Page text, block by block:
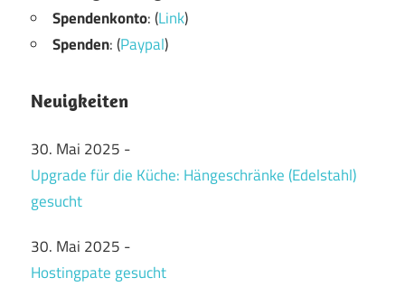
Spendenkonto: (Link)
Spenden: (Paypal)
Neuigkeiten
30. Mai 2025 -
Upgrade für die Küche: Hängeschränke (Edelstahl)
gesucht
30. Mai 2025 -
Hostingpate gesucht